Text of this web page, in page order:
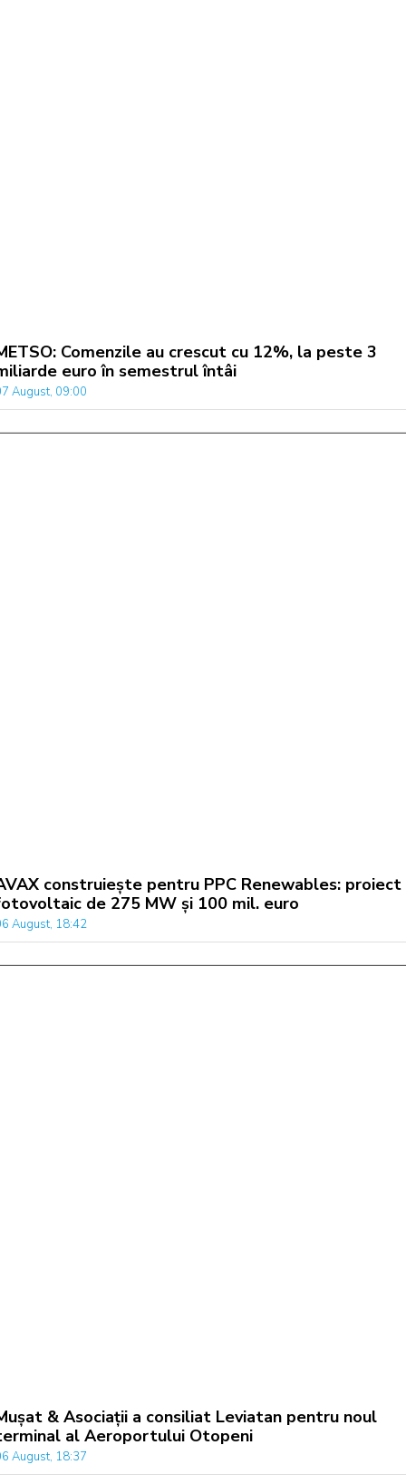
Comenzile au crescut cu 12%, la peste 3
euro în semestrul întâi
August, 09:00
construiește pentru PPC Renewables: proiect
de 275 MW și 100 mil. euro
August, 18:42
& Asociații a consiliat Leviatan pentru noul
al Aeroportului Otopeni
August, 18:37